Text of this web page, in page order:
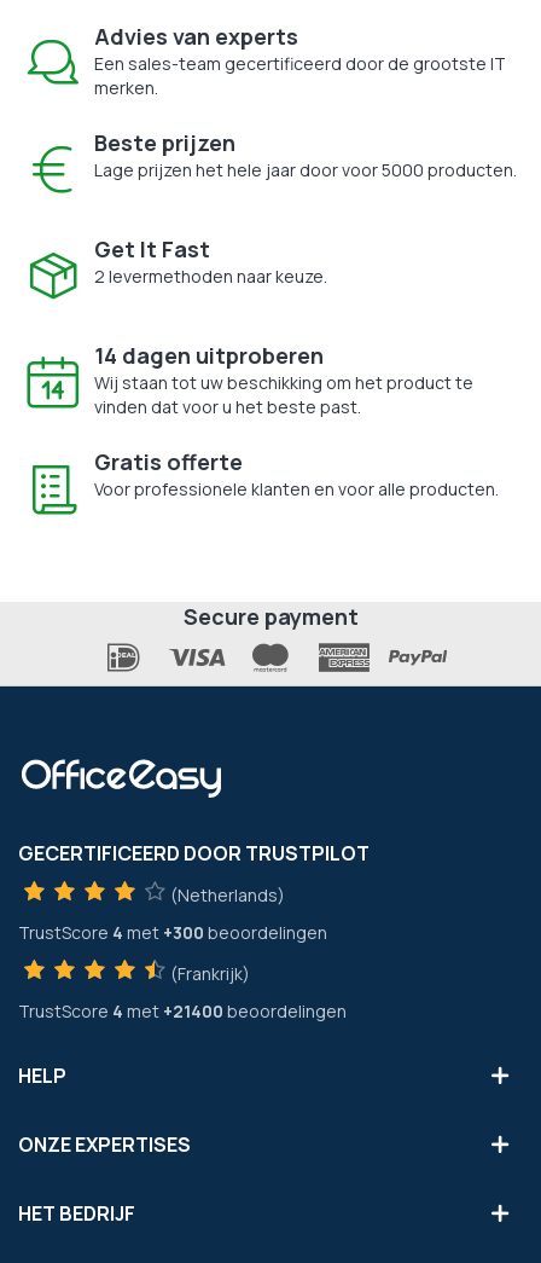
Advies van experts
Een sales-team gecertificeerd door de grootste IT
merken.
Beste prijzen
Lage prijzen het hele jaar door voor 5000 producten.
Get It Fast
2 levermethoden naar keuze.
14 dagen uitproberen
Wij staan tot uw beschikking om het product te
vinden dat voor u het beste past.
Gratis offerte
Voor professionele klanten en voor alle producten.
Secure payment
GECERTIFICEERD DOOR TRUSTPILOT
(Netherlands)
TrustScore 4 met +300 beoordelingen
(Frankrijk)
TrustScore 4 met +21400 beoordelingen
HELP
ONZE EXPERTISES
HET BEDRIJF